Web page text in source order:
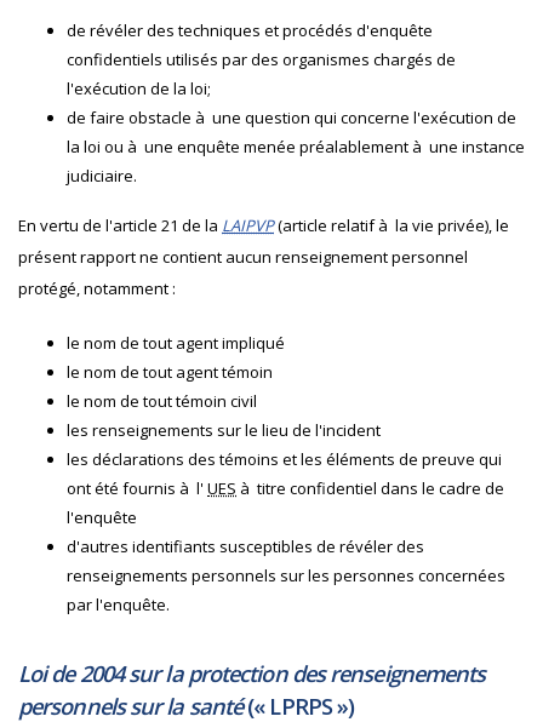
de révéler des techniques et procédés d'enquête
confidentiels utilisés par des organismes chargés de
l'exécution de la loi;
de faire obstacle à une question qui concerne l'exécution de
la loi ou à une enquête menée préalablement à une instance
judiciaire.
En vertu de l'article 21 de la LAIPVP(article relatif à la vie privée), le
présent rapport ne contient aucun renseignement personnel
protégé, notamment :
le nom de tout agent impliqué
le nom de tout agent témoin
le nom de tout témoin civil
les renseignements sur le lieu de l'incident
les déclarations des témoins et les éléments de preuve qui
ont été fournis à l' UES à titre confidentiel dans le cadre de
l'enquête
d'autres identifiants susceptibles de révéler des
renseignements personnels sur les personnes concernées
par l'enquête.
Loi de 2004 sur la protection des renseignements
personnels sur la santé(« LPRPS»)